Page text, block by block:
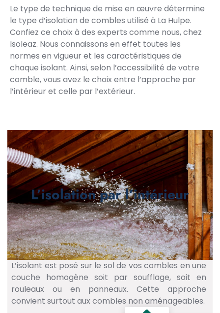
Le type de technique de mise en œuvre détermine
le type d’isolation de combles utilisé à La Hulpe.
Confiez ce choix à des experts comme nous, chez
Isoleaz. Nous connaissons en effet toutes les
normes en vigueur et les caractéristiques de
chaque isolant. Ainsi, selon l’accessibilité de votre
comble, vous avez le choix entre l’approche par
l’intérieur et celle par l’extérieur.
L’isolation par l’intérieur
L’isolant est posé sur le sol de vos combles en une
couche homogène soit par soufflage, soit en
rouleaux ou en panneaux. Cette approche
convient surtout aux combles non aménageables.